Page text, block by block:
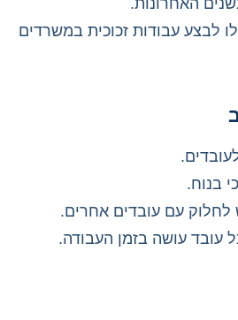
לבצע עבודות זכוכית במשרדים
בנוח.
לחלוק עם עובדים אחרים.
עובד עושה בזמן העבודה.